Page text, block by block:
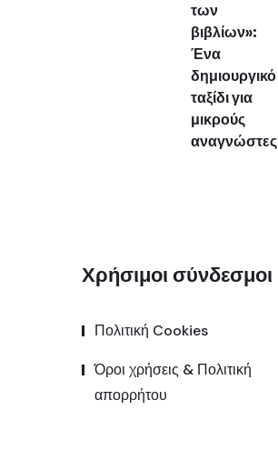
των
βιβλίων»:
Ένα
δημιουργικό
ταξίδι για
μικρούς
αναγνώστες
Χρήσιμοι σύνδεσμοι
Πολιτική Cookies
Όροι χρήσεις & Πολιτική
απορρήτου